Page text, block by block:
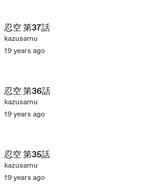
忍空 第37話
kazusamu
19 years ago
忍空 第36話
kazusamu
19 years ago
忍空 第35話
kazusamu
19 years ago